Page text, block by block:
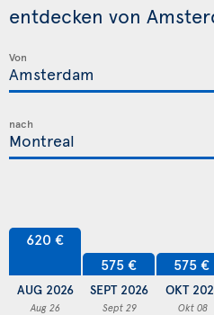
entdecken von
Von
nach
620 €
AUG 2026
Aug 26
575 €
SEPT 2026
Sept 29
575 €
OKT
Okt 08